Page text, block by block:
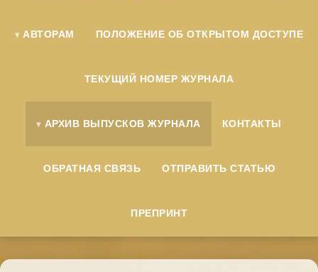
АВТОРАМ ПОЛОЖЕНИЕ ОБ ОТКРЫТОМ ДОСТУПЕ
ТЕКУЩИЙ НОМЕР ЖУРНАЛА
АРХИВ ВЫПУСКОВ ЖУРНАЛА КОНТАКТЫ
ОБРАТНАЯ СВЯЗЬ ОТПРАВИТЬ СТАТЬЮ
ПРЕПРИНТ